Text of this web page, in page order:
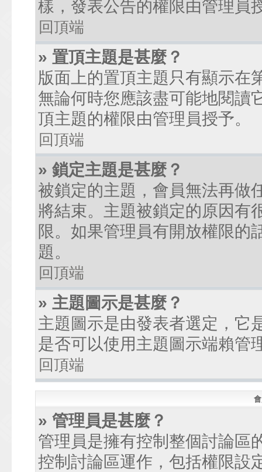
樣，發表公告的權限由管理員
回頂端
» 置頂主題是甚麼？
版面上的置頂主題只有顯示在
無論何時您應該盡可能地閱讀
頂主題的權限由管理員授予。
回頂端
» 鎖定主題是甚麼？
被鎖定的主題，會員無法再做
將結束。主題被鎖定的原因有
限。如果管理員有開放權限的
題。
回頂端
» 主題圖示是甚麼？
主題圖示是由發表者選定，它
是否可以使用主題圖示端賴管
回頂端
» 管理員是甚麼？
管理員是擁有控制整個討論區
控制討論區運作，包括權限設